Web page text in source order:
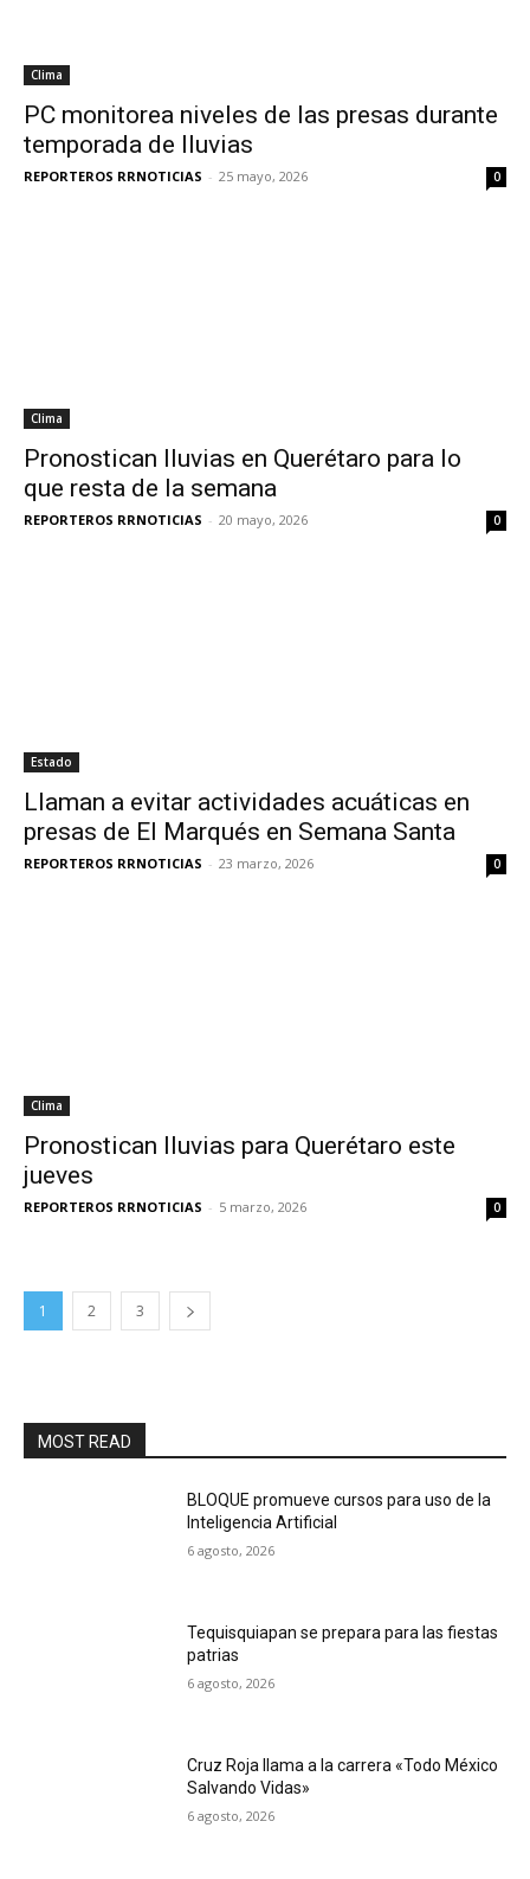
Clima
PC monitorea niveles de las presas durante
temporada de lluvias
REPORTEROS RRNOTICIAS - 25 mayo, 2026 0
Clima
Pronostican lluvias en Querétaro para lo
que resta de la semana
REPORTEROS RRNOTICIAS - 20 mayo, 2026 0
Estado
Llaman a evitar actividades acuáticas en
presas de El Marqués en Semana Santa
REPORTEROS RRNOTICIAS - 23 marzo, 2026 0
Clima
Pronostican lluvias para Querétaro este
jueves
REPORTEROS RRNOTICIAS - 5 marzo, 2026 0
1 2 3
MOST READ
BLOQUE promueve cursos para uso de la
Inteligencia Artificial
6 agosto, 2026
Tequisquiapan se prepara para las fiestas
patrias
6 agosto, 2026
Cruz Roja llama a la carrera «Todo México
Salvando Vidas»
6 agosto, 2026